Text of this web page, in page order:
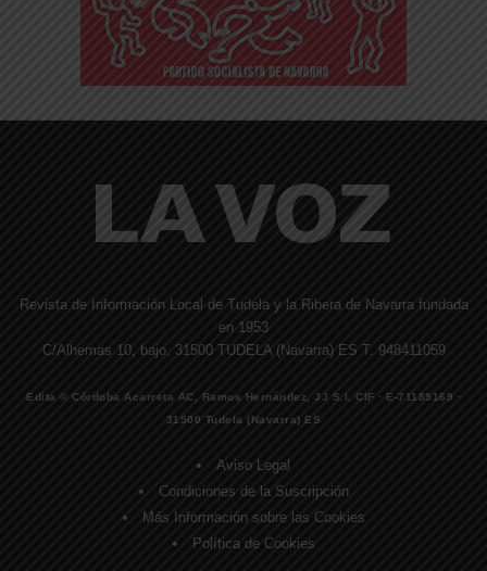
Revista de Información Local de Tudela y la Ribera de Navarra fundada
en 1953
C/Alhemas 10, bajo. 31500 TUDELA (Navarra) ES T. 948411059
Edita © Córdoba Acarreta AC, Ramos Hernández, JJ S.I. CIF · E-71185169 ·
31500 Tudela (Navarra) ES
Aviso Legal
Condiciones de la Suscripción
Más Información sobre las Cookies
Política de Cookies